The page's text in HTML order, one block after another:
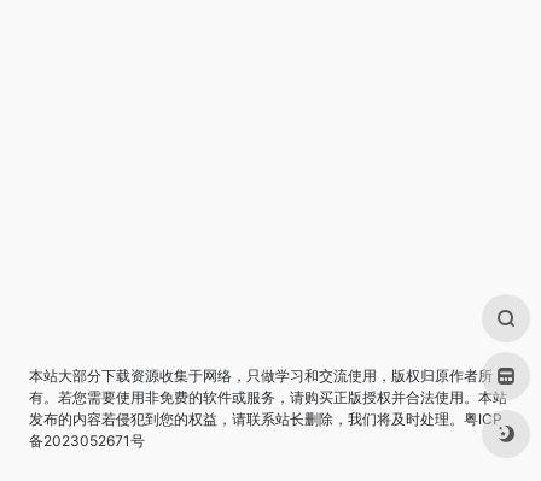
本站大部分下载资源收集于网络，只做学习和交流使用，版权归原作者所
有。若您需要使用非免费的软件或服务，请购买正版授权并合法使用。本站
发布的内容若侵犯到您的权益，请联系站长删除，我们将及时处理。 粤ICP
备2023052671号